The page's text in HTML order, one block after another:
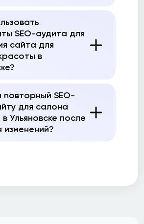
SEO-аудита для
сайта для
в
повторный SEO-
для салона
Ульяновске после
изменений?